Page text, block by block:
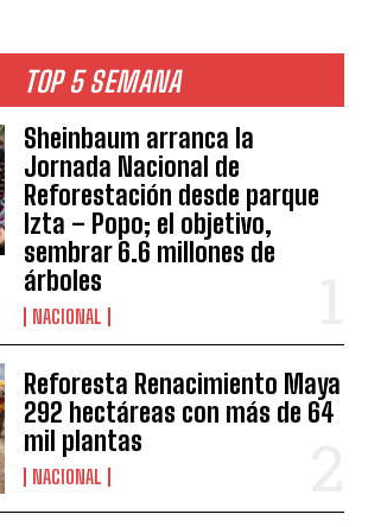
TOP 5 SEMANA
Sheinbaum arranca la
Jornada Nacional de
Reforestación desde parque
Izta – Popo; el objetivo,
sembrar 6.6 millones de
árboles
NACIONAL
Reforesta Renacimiento Maya
292 hectáreas con más de 64
mil plantas
NACIONAL